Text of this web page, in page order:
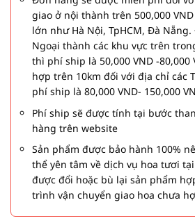
giao ở nội thành trên 500,000
lớn như Hà Nội, TpHCM, Đà
Ngoại thành các khu vực trên
thì phí ship là 50,000 VND -80,000
hợp trên 10km đối với địa chỉ các
phí ship là 80,000 VND- 150,000
Phí ship sẽ được tính tại bước
hàng trên website
Sản phẩm được bảo hành 100%
thể yên tâm về dịch vụ hoa tươi tại
được đổi hoặc bù lại sản phẩm
trình vận chuyển giao hoa chưa